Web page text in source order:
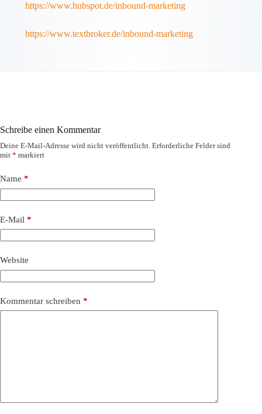
https://www.hubspot.de/inbound-marketing
https://www.textbroker.de/inbound-marketing
Schreibe einen Kommentar
Deine E-Mail-Adresse wird nicht veröffentlicht. Erforderliche Felder sind
mit * markiert
Name *
E-Mail *
Website
Kommentar schreiben *